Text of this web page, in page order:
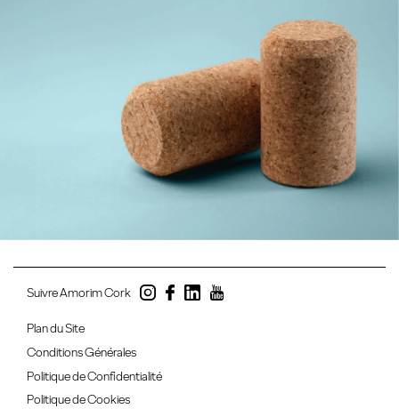
Suivre Amorim Cork
Plan du Site
Conditions Générales
Politique de Confidentialité
Politique de Cookies